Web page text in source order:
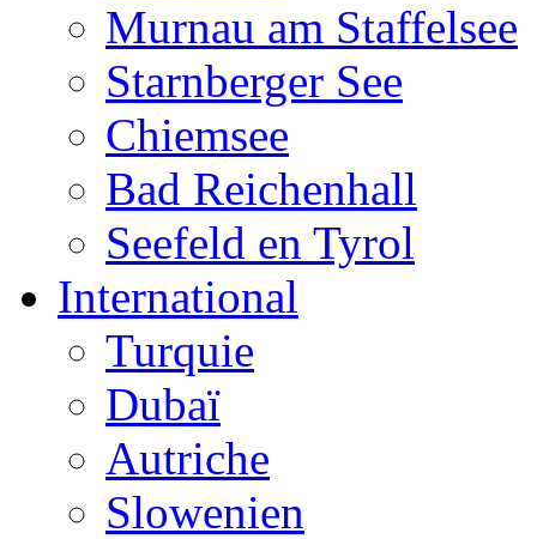
Murnau am Staffelsee
Starnberger See
Chiemsee
Bad Reichenhall
Seefeld en Tyrol
International
Turquie
Dubaï
Autriche
Slowenien